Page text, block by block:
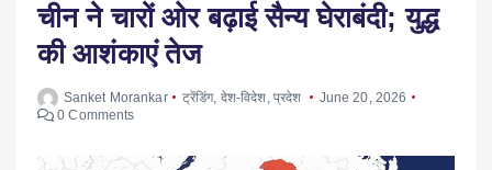
चीन ने चारों ओर बढ़ाई सैन्य घेराबंदी; युद्ध
की आशंकाएं तेज
Sanket Morankar ट्रेंडिंग, देश-विदेश प्रदेश
June 20, 2026
0 Comments